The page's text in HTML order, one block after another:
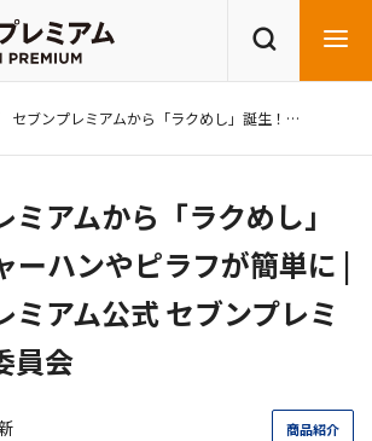
レシピを探す
セブンプレミアムから「ラクめし」誕生！チャーハンやピラフが簡単に | セブンプレミアム公式 セブンプレミアム向上委員会
ミアムから「ラクめし」
ーハンやピラフが簡単に |
ミアム公式 セブンプレミ
員会
商品紹介